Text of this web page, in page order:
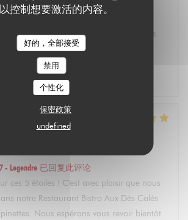
控制想要激活的内容。
好的，全部接受
禁用
个性化
保密政策
undefined
- Legendre 已回复此评论
5 étoiles ! C'est avec plaisir que nous
notre restaurant Bistro Aux Dés Calés
découvrir dès l'arrivée des beaux jours
plats faits maison. À très bientôt dans
L'équipe des Aux Dés Calés.
- 来宾 2
- Legendre 已回复此评论
ces 5 étoiles ! C'est avec plaisir que nous
notre Restaurant Bistro Aux Dés Calés
Nous espérons vous revoir bientôt